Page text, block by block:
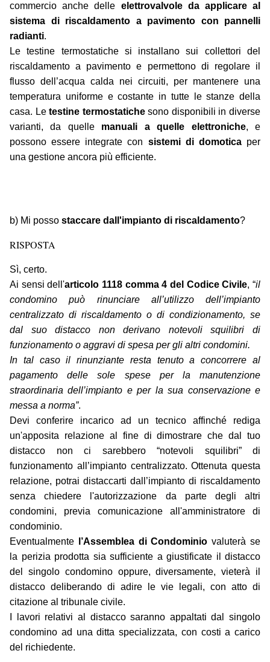
commercio anche delle elettrovalvole da applicare al
sistema di riscaldamento a pavimento con pannelli
radianti.
Le testine termostatiche si installano sui collettori del
riscaldamento a pavimento e permettono di regolare il
flusso dell’acqua calda nei circuiti, per mantenere una
temperatura uniforme e costante in tutte le stanze della
casa. Letestine termostatichesono disponibili in diverse
varianti, da quelle manuali a quelle elettroniche, e
possono essere integrate con sistemi di domoticaper
una gestione ancora più efficiente.
b) Mi posso staccare dall'impianto di riscaldamento?
RISPOSTA
Sì, certo.
Ai sensi dell'articolo 1118 comma 4 del Codice Civile, “il
condomino può rinunciare all’utilizzo dell’impianto
centralizzato di riscaldamento o di condizionamento, se
dal suo distacco non derivano notevoli squilibri di
funzionamento o aggravi di spesa per gli altri condomini.
In tal caso il rinunziante resta tenuto a concorrere al
pagamento delle sole spese per la manutenzione
straordinaria dell’impianto e per la sua conservazione e
messa a norma”.
Devi conferire incarico ad un tecnico affinché rediga
un'apposita relazione al fine di dimostrare che dal tuo
distacco non ci sarebbero “notevoli squilibri” di
funzionamento all’impianto centralizzato. Ottenuta questa
relazione, potrai distaccarti dall’impianto di riscaldamento
senza chiedere l'autorizzazione da parte degli altri
condomini, previa comunicazione all'amministratore di
condominio.
Eventualmente
l’Assemblea di Condominio valuterà se
la perizia prodotta sia sufficiente a giustificate il distacco
del singolo condomino oppure, diversamente, vieterà il
distacco deliberando di adire le vie legali, con atto di
citazione al tribunale civile.
I lavori relativi al distacco saranno appaltati dal singolo
condomino ad una ditta specializzata, con costi a carico
del richiedente.